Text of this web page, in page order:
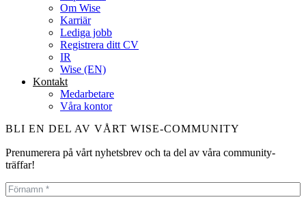
Om Wise
Karriär
Lediga jobb
Registrera ditt CV
IR
Wise (EN)
Kontakt
Medarbetare
Våra kontor
BLI EN DEL AV VÅRT WISE-COMMUNITY
Prenumerera på vårt nyhetsbrev och ta del av våra community-
träffar!